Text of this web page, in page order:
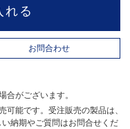
れる
お問合わせ
がございます。
能です。受注販売の製品は、
納期やご質問はお問合せくだ